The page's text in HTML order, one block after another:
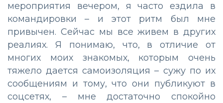
мероприятия вечером, я часто ездила в
командировки – и этот ритм был мне
привычен. Сейчас мы все живем в других
реалиях. Я понимаю, что, в отличие от
многих моих знакомых, которым очень
тяжело дается самоизоляция – сужу по их
сообщениям и тому, что они публикуют в
соцсетях, – мне достаточно спокойно